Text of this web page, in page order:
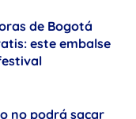
de Bogotá
este embalse
no podrá sacar